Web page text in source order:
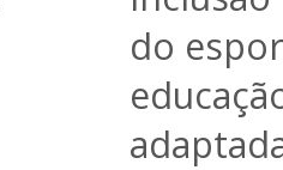
do